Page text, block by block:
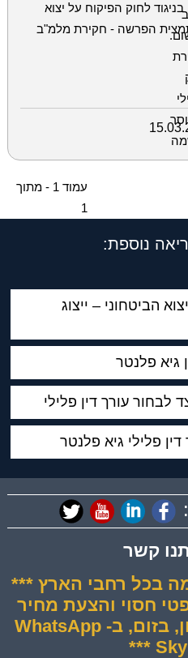
לחוק הפיקוח על יצוא
תמצית הפרשה - חקירת מלמ"ב
עמוד 1 -
מתוך
1
נוספת:
הביטחוני – ייצוג
גיא פלנטר
לבחור עורך דין פלילי
פלילי גיא פלנטר
קשר
ביממה בכל רחבי הארץ ***
חסוי והצעת מחיר
לייצוג משפטי בטלפון, בזום, ב- WhatsApp